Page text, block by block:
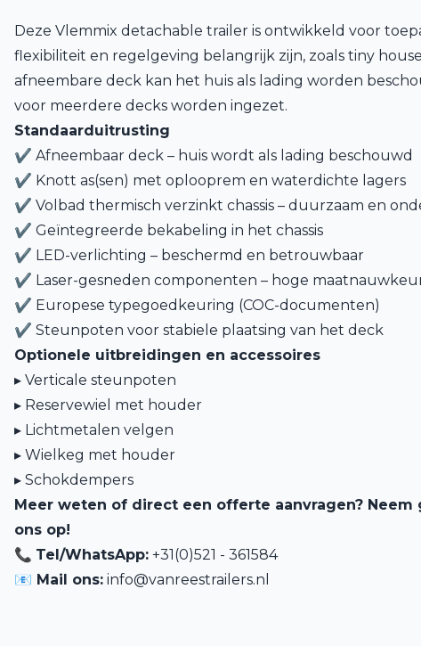
Deze Vlemmix detachable trailer is ontwikkeld voor
flexibiliteit en regelgeving belangrijk zijn, zoals tiny
afneembare deck kan het huis als lading worden
voor meerdere decks worden ingezet.
Standaarduitrusting
✔ Afneembaar deck – huis wordt als lading beschouwd
✔ Knott as(sen) met oplooprem en waterdichte lagers
✔ Volbad thermisch verzinkt chassis – duurzaam en
✔ Geïntegreerde bekabeling in het chassis
✔ LED-verlichting – beschermd en betrouwbaar
✔ Laser-gesneden componenten – hoge
✔ Europese typegoedkeuring (COC-documenten)
✔ Steunpoten voor stabiele plaatsing van het deck
Optionele uitbreidingen en accessoires
▸ Verticale steunpoten
▸ Reservewiel met houder
▸ Lichtmetalen velgen
▸ Wielkeg met houder
▸ Schokdempers
Meer weten of direct een offerte aanvragen?
ons op!
📞 Tel/WhatsApp: +31(0)521 - 361584
📧 Mail ons: info@vanreestrailers.nl